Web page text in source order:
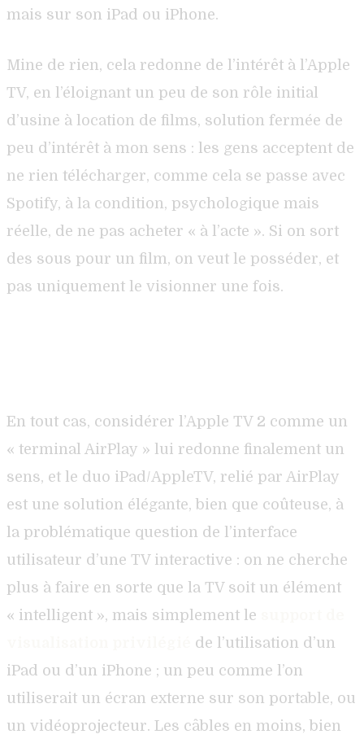
mais sur son iPad ou iPhone.
Mine de rien, cela redonne de l’intérêt à l’Apple
TV, en l’éloignant un peu de son rôle initial
d’usine à location de films, solution fermée de
peu d’intérêt à mon sens : les gens acceptent de
ne rien télécharger, comme cela se passe avec
Spotify, à la condition, psychologique mais
réelle, de ne pas acheter « à l’acte ». Si on sort
des sous pour un film, on veut le posséder, et
pas uniquement le visionner une fois.
En tout cas, considérer l’Apple TV 2 comme un
« terminal AirPlay » lui redonne finalement un
sens, et le duo iPad/AppleTV, relié par AirPlay
est une solution élégante, bien que coûteuse, à
la problématique question de l’interface
utilisateur d’une TV interactive : on ne cherche
plus à faire en sorte que la TV soit un élément
« intelligent », mais simplement le
de l’utilisation d’un
iPad ou d’un iPhone ; un peu comme l’on
utiliserait un écran externe sur son portable, ou
un vidéoprojecteur. Les câbles en moins, bien